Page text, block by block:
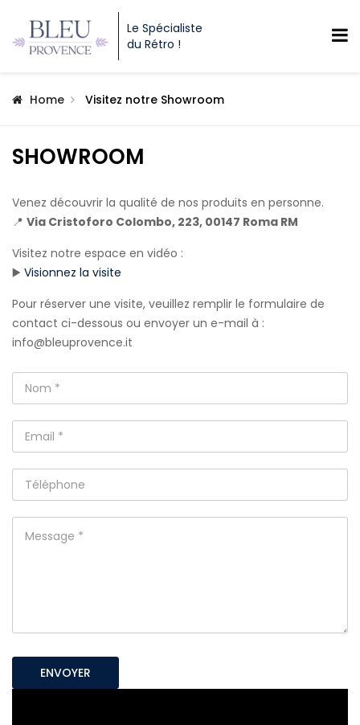
Le Spécialiste
du Rétro !
Home Visitez notre Showroom
SHOWROOM
Venez découvrir la qualité de nos produits en personne.
📍 Via Cristoforo Colombo, 223, 00147 Roma RM
Visitez notre espace en vidéo :
▶️ Visionnez la visite
Pour réserver une visite, veuillez remplir le formulaire de
contact ci-dessous ou envoyer un e-mail à :
info@bleuprovence.it